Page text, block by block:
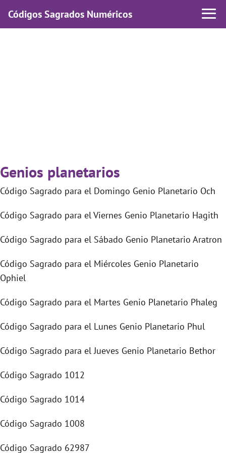
Códigos Sagrados Numéricos
Genios planetarios
Código Sagrado para el Domingo Genio Planetario Och
Código Sagrado para el Viernes Genio Planetario Hagith
Código Sagrado para el Sábado Genio Planetario Aratron
Código Sagrado para el Miércoles Genio Planetario
Ophiel
Código Sagrado para el Martes Genio Planetario Phaleg
Código Sagrado para el Lunes Genio Planetario Phul
Código Sagrado para el Jueves Genio Planetario Bethor
Código Sagrado 1012
Código Sagrado 1014
Código Sagrado 1008
Código Sagrado 62987